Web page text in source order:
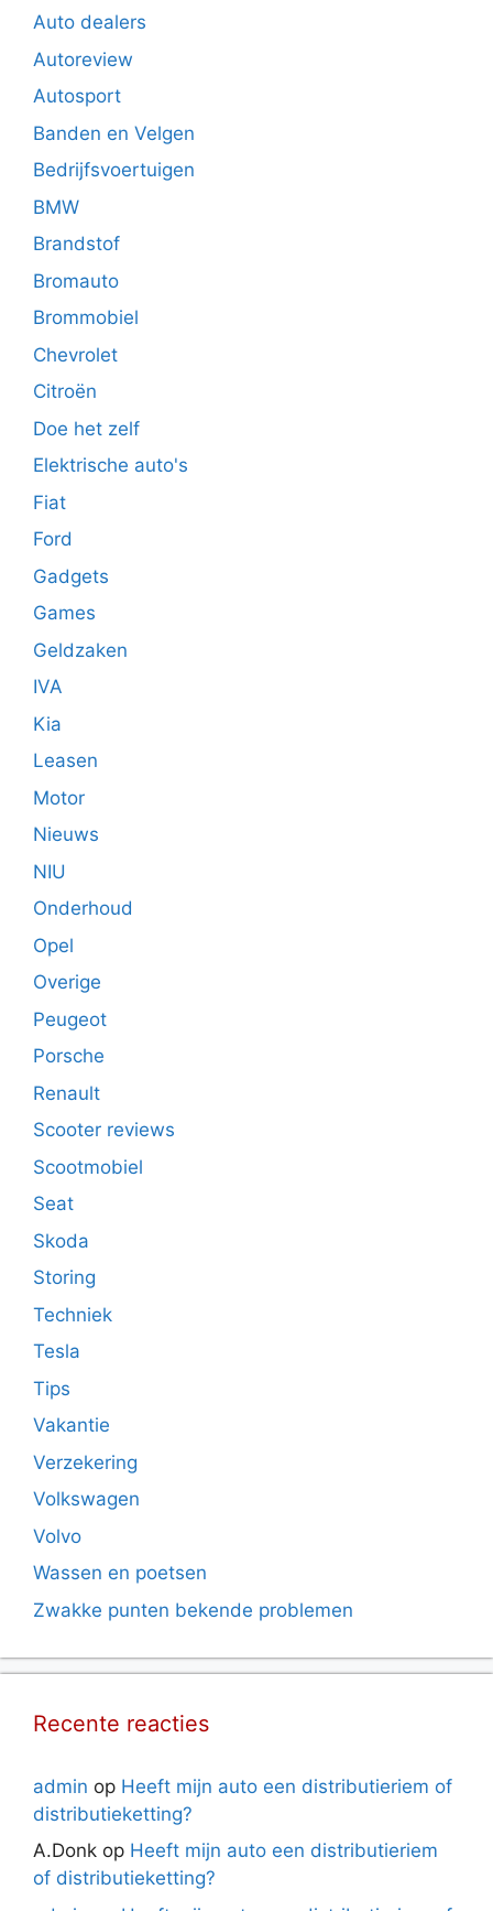
Auto dealers
Autoreview
Autosport
Banden en Velgen
Bedrijfsvoertuigen
BMW
Brandstof
Bromauto
Brommobiel
Chevrolet
Citroën
Doe het zelf
Elektrische auto's
Fiat
Ford
Gadgets
Games
Geldzaken
IVA
Kia
Leasen
Motor
Nieuws
NIU
Onderhoud
Opel
Overige
Peugeot
Porsche
Renault
Scooter reviews
Scootmobiel
Seat
Skoda
Storing
Techniek
Tesla
Tips
Vakantie
Verzekering
Volkswagen
Volvo
Wassen en poetsen
Zwakke punten bekende problemen
Recente reacties
admin op Heeft mijn auto een distributieriem of
distributieketting?
A.Donk op Heeft mijn auto een distributieriem
of distributieketting?